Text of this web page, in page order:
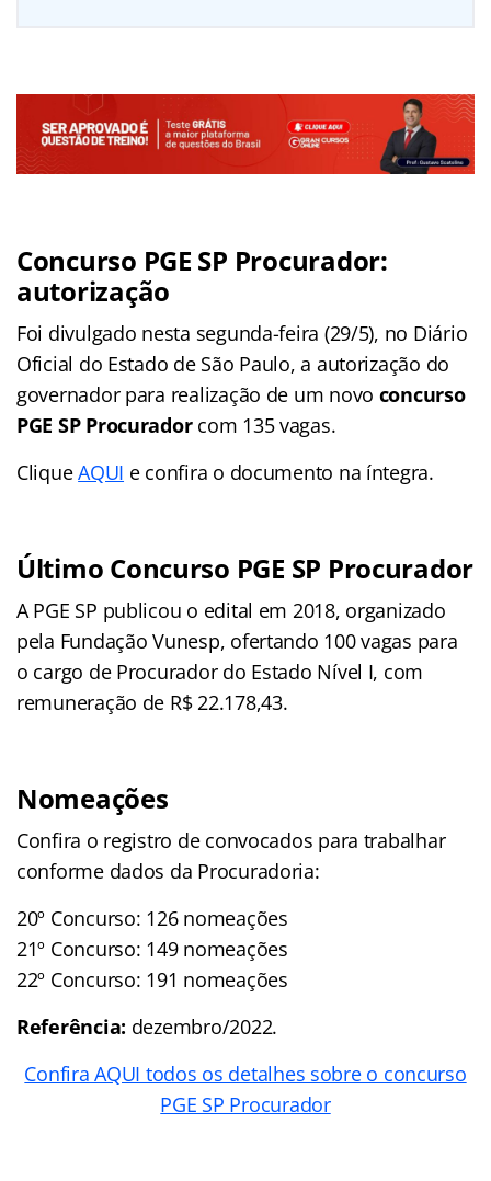
Concurso PGE SP Procurador:
autorização
Foi divulgado nesta segunda-feira (29/5), no Diário
Oficial do Estado de São Paulo, a autorização do
governador para realização de um novo concurso
PGE SP Procuradorcom 135 vagas.
CliqueAQUI e confira o documento na íntegra.
Último Concurso PGE SP Procurador
A PGE SP publicou o edital em 2018, organizado
pela Fundação Vunesp, ofertando 100 vagas para
o cargo de Procurador do Estado Nível I, com
remuneração de R$ 22.178,43.
Nomeações
Confira o registro de convocados para trabalhar
conforme dados da Procuradoria:
20º Concurso: 126 nomeações
21º Concurso: 149 nomeações
22º Concurso: 191 nomeações
Referência: dezembro/2022.
Confira AQUI todos os detalhes sobre o concurso
PGE SP Procurador